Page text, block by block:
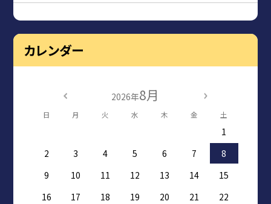
カレンダー
2026年8月
日 月 火 水 木 金 土
1
2
3 4 5 6 7
8
9
10 11 12 13 14
15
16
17 18 19 20 21
22